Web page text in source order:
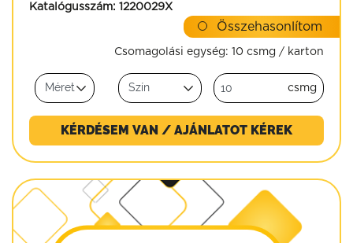
Katalógusszám: 1220029X
Összehasonlítom
Csomagolási egység: 10 csmg / karton
csmg
KÉRDÉSEM VAN / AJÁNLATOT KÉREK